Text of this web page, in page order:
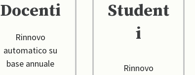
Docenti
Rinnovo
automatico su
base annuale
Student
i
Rinnovo